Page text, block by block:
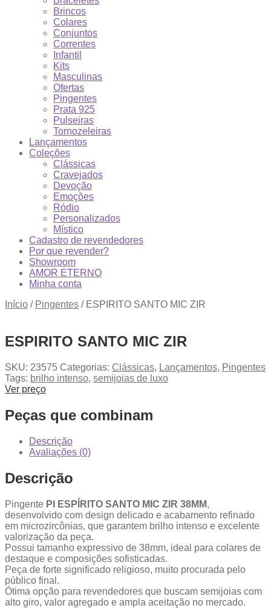
Brincos
Colares
Conjuntos
Correntes
Infantil
Kits
Masculinas
Ofertas
Pingentes
Prata 925
Pulseiras
Tornozeleiras
Lançamentos
Coleções
Clássicas
Cravejados
Devoção
Emoções
Ródio
Personalizados
Místico
Cadastro de revendedores
Por que revender?
Showroom
AMOR ETERNO
Minha conta
Início / Pingentes / ESPIRITO SANTO MIC ZIR
ESPIRITO SANTO MIC ZIR
SKU: 23575 Categorias: Clássicas, Lançamentos, Pingentes
Tags: brilho intenso, semijoias de luxo
Ver preço
Peças que combinam
Descrição
Avaliações (0)
Descrição
Pingente PI ESPÍRITO SANTO MIC ZIR 38MM,
desenvolvido com design delicado e acabamento refinado
em microzircônias, que garantem brilho intenso e excelente
valorização da peça.
Possui tamanho expressivo de 38mm, ideal para colares de
destaque e composições sofisticadas.
Peça de forte significado religioso, muito procurada pelo
público final.
Ótima opção para revendedores que buscam semijoias com
alto giro, valor agregado e ampla aceitação no mercado.